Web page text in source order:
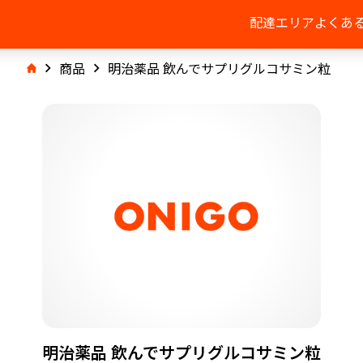
配達エリアよくあ
商品 明治薬品 飲んでサプリグルコサミン粒
明治薬品 飲んでサプリグルコサミン粒